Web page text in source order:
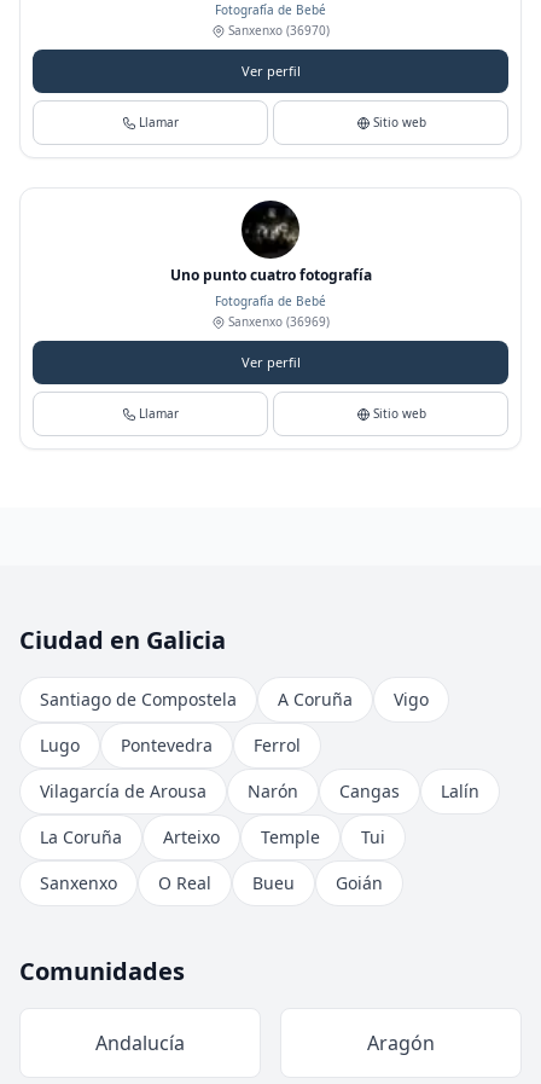
Fotografía de Bebé
Sanxenxo (36970)
Ver perfil
Llamar Sitio web
Uno punto cuatro fotografía
Fotografía de Bebé
Sanxenxo (36969)
Ver perfil
Llamar Sitio web
Ciudad en Galicia
Santiago de Compostela A Coruña
Vigo
Lugo
Pontevedra
Ferrol
Vilagarcía de Arousa
Narón Cangas
Lalín
La Coruña
Arteixo Temple
Tui
Sanxenxo
O Real Bueu Goián
Comunidades
Andalucía Aragón